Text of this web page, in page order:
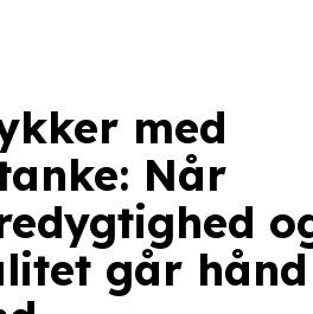
med
Når
går